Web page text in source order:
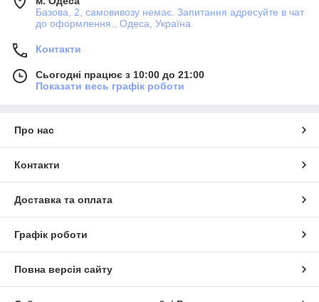
Базова, 2, самовивозу немає. Запитання адресуйте в чат
до оформлення., Одеса, Україна
Контакти
Сьогодні працює з 10:00 до 21:00
Показати весь графік роботи
Про нас
Контакти
Доставка та оплата
Графік роботи
Повна версія сайту